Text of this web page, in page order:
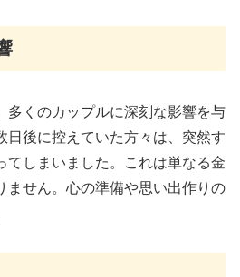
多くのカップルに深刻な影響を与
日後に控えていた方々は、突然す
てしまいました。これは単なる金
ません。心の準備や思い出作りの